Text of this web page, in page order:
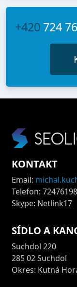
+420 724
KONTAKT
Email:
Telefon:
Skype: Netlink17
SÍDLO A
Suchdol 220
285 02 Suchdol
Okres: Kutná